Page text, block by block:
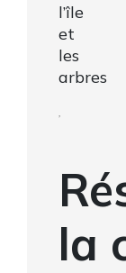
l’île
et
les
arbres
,
la